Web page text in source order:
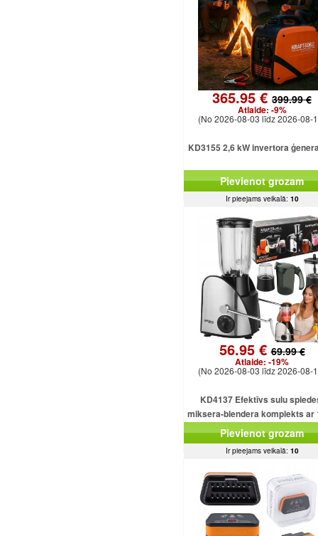
365.95 €399.99 €
Atlaide: -9%
(No 2026-08-03 līdz 2026-08-
KD3155 2,6 kW invertora
Pievienot grozam
Ir pieejams veikalā: 10
56.95 €69.99 €
Atlaide: -19%
(No 2026-08-03 līdz 2026-08-
KD4137 Efektīvs sulu
miksera-blendera komplekts ar
ml ietilpību un 1500 W
Pievienot grozam
Ir pieejams veikalā: 10